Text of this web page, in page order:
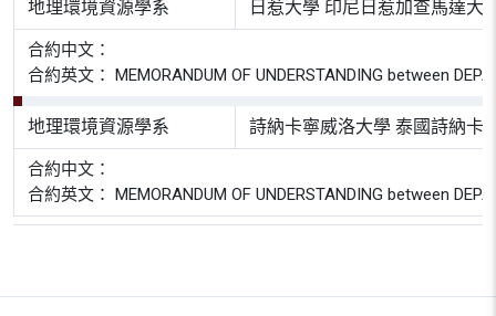
地理環境資源學系 日惹大學 印尼日惹加查馬達大
合約中文：
合約英文： MEMORANDUM OF UNDERSTANDING between
地理環境資源學系 詩納卡寧威洛大學 泰國詩納卡
合約中文：
合約英文： MEMORANDUM OF UNDERSTANDING between